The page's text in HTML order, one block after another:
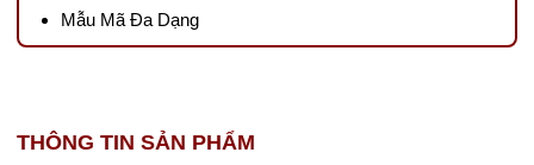
Mẫu Mã Đa Dạng
THÔNG TIN SẢN PHẨM